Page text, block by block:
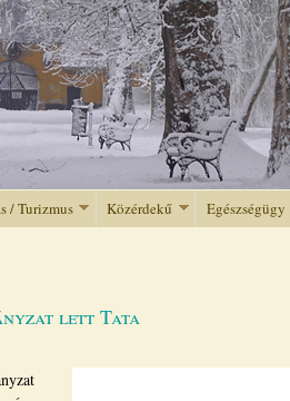
to navigation
/ Turizmus Közérdekű Egészségügy
lett Tata